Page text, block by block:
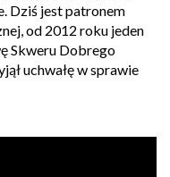
Dziś jest patronem
od 2012 roku jeden
Skweru Dobrego
uchwałę w sprawie